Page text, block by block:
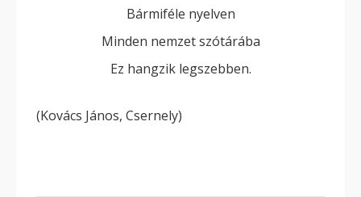
Bármiféle nyelven
Minden nemzet szótárába
Ez hangzik legszebben.
(Kovács János, Csernely)